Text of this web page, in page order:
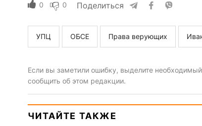
0 0 Поделиться
УПЦ ОБСЕ Права верующих
Если вы заметили ошибку, выделите
сообщить об этом редакции.
ЧИТАЙТЕ ТАКЖЕ